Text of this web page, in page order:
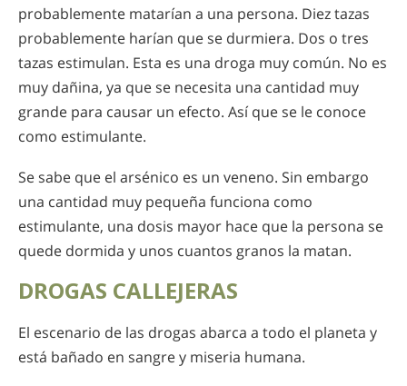
probablemente matarían a una persona. Diez tazas
probablemente harían que se durmiera. Dos o tres
tazas estimulan. Esta es una droga muy común. No es
muy dañina, ya que se necesita una cantidad muy
grande para causar un efecto. Así que se le conoce
como estimulante.
Se sabe que el arsénico es un veneno. Sin embargo
una cantidad muy pequeña funciona como
estimulante, una dosis mayor hace que la persona se
quede dormida y unos cuantos granos la matan.
DROGAS CALLEJERAS
El escenario de las drogas abarca a todo el planeta y
está bañado en sangre y miseria humana.